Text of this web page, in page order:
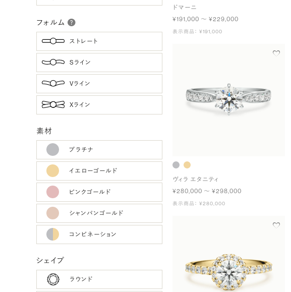
フォルム
ストレート
Sライン
Vライン
Xライン
素材
プラチナ
イエローゴールド
ピンクゴールド
シャンパンゴールド
コンビネーション
シェイプ
ラウンド
ドマーニ
¥191,000 〜 ¥229,000
表示商品： ¥191,000
ヴィラ エタニティ
¥280,000 〜 ¥298,000
表示商品： ¥280,000